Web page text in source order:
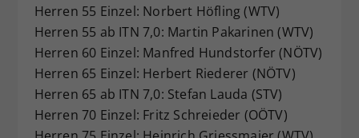
Herren 55 Einzel: Norbert Höfling (WTV)
Herren 55 ab ITN 7,0: Martin Pakarinen (WTV)
Herren 60 Einzel: Manfred Hundstorfer (NÖTV)
Herren 65 Einzel: Herbert Riederer (NÖTV)
Herren 65 ab ITN 7,0: Stefan Lauda (STV)
Herren 70 Einzel: Fritz Schreieder (OÖTV)